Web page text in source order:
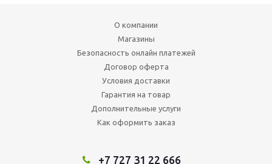
О компании
Магазины
Безопасность онлайн платежей
Договор оферта
Условия доставки
Гарантия на товар
Дополнительные услуги
Как оформить заказ
+7 727 31 22 666